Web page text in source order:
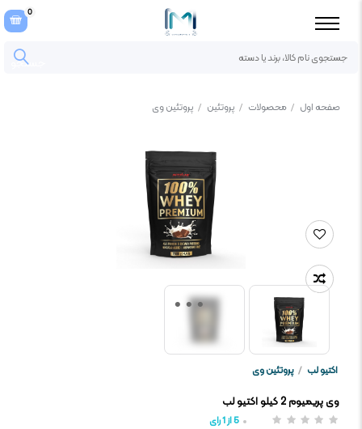
جستجو
0
صفحه اول / محصولات / پروتئین / پروتئین وی
اکتیو لب / پروتئین وی
وی پریمیوم 2 کیلو اکتیو لب
5از1رای